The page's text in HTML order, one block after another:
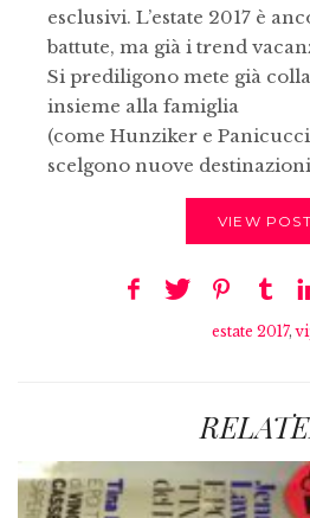
esclusivi. L’estate 2017 è
battute, ma già i trend
Si prediligono mete già
insieme alla famiglia
(come Hunziker e
scelgono nuove
VIEW POST
estate 2017,